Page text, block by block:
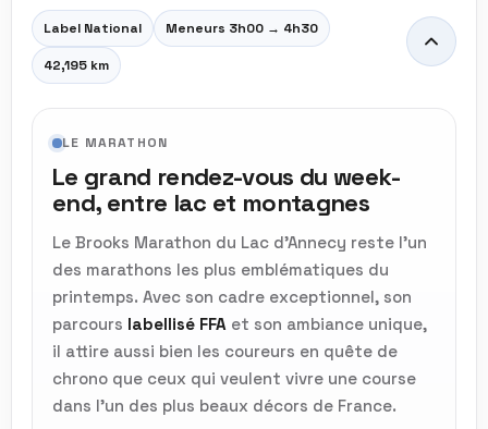
Label National Meneurs 3h00 → 4h30
42,195 km
LE MARATHON
Le grand rendez-vous du week-
end, entre lac et montagnes
Le Brooks Marathon du Lac d’Annecy reste l’un
des marathons les plus emblématiques du
printemps. Avec son cadre exceptionnel, son
parcours labellisé FFA et son ambiance unique,
il attire aussi bien les coureurs en quête de
chrono que ceux qui veulent vivre une course
dans l’un des plus beaux décors de France.